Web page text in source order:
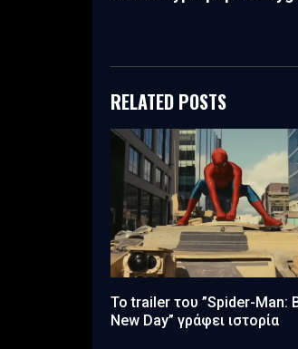
RELATED POSTS
Το trailer του ”Spider-Man:
New Day” γράφει ιστορία